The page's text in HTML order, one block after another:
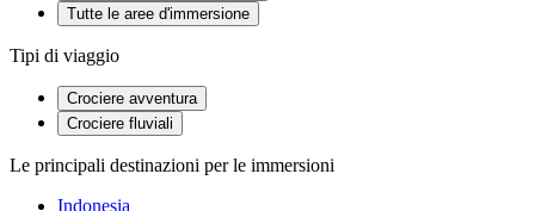
Tutte le aree d'immersione
Tipi di viaggio
Crociere avventura
Crociere fluviali
Le principali destinazioni per le immersioni
Indonesia